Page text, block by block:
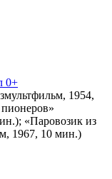
0+
1954,
«Паровозик из
1967, 10 мин.)